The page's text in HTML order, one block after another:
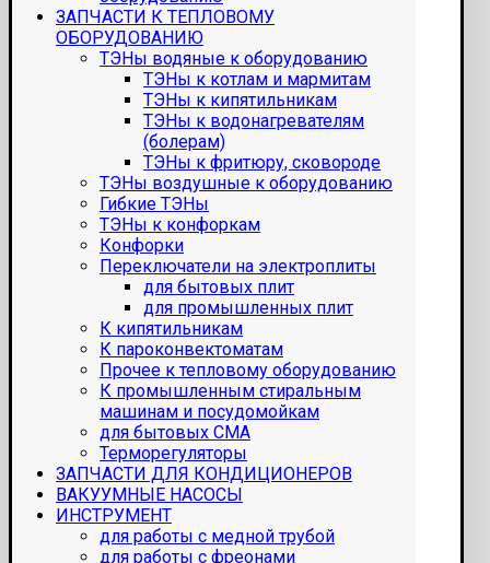
ЗАПЧАСТИ К ТЕПЛОВОМУ
ОБОРУДОВАНИЮ
ТЭНы водяные к оборудованию
ТЭНы к котлам и мармитам
ТЭНы к кипятильникам
ТЭНы к водонагревателям
(болерам)
ТЭНы к фритюру, сковороде
ТЭНы воздушные к оборудованию
Гибкие ТЭНы
ТЭНы к конфоркам
Конфорки
Переключатели на электроплиты
для бытовых плит
для промышленных плит
К кипятильникам
К пароконвектоматам
Прочее к тепловому оборудованию
К промышленным стиральным
машинам и посудомойкам
для бытовых СМА
Терморегуляторы
ЗАПЧАСТИ ДЛЯ КОНДИЦИОНЕРОВ
ВАКУУМНЫЕ НАСОСЫ
ИНСТРУМЕНТ
для работы с медной трубой
для работы с фреонами